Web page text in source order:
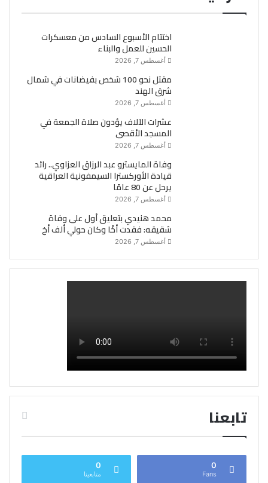
اختتام الأسبوع السادس من معسكرات
الحسين للعمل والبناء
أغسطس 7, 2026
مقتل نحو 100 شخص بفيضانات في شمال
شرق الهند
أغسطس 7, 2026
عشرات الآلاف يؤدون صلاة الجمعة في
المسجد الأقصى
أغسطس 7, 2026
وفاة المايسترو عبد الرزاق العزاوي.. رائد
قيادة الأوركسترا السيمفونية العراقية
يرحل عن 80 عامًا
أغسطس 7, 2026
محمد هنيدي بتعليق أول على وفاة
شقيقه: فقدت أخًا وكان حولي ألف أخ
أغسطس 7, 2026
تابعنا
0
Fans
0
متابعينا